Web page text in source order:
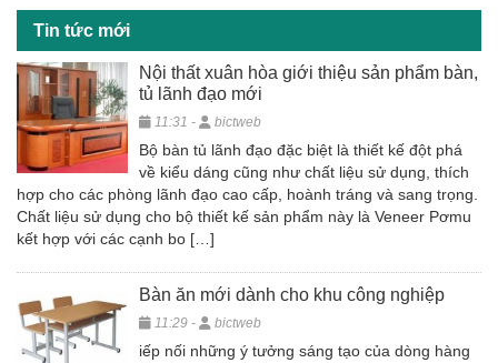
o
k
Tin tức mới
Nội thất xuân hòa giới thiệu sản phẩm bàn,
tủ lãnh đạo mới
11:31 - bictweb
Bộ bàn tủ lãnh đạo đặc biệt là thiết kế đột phá
về kiểu dáng cũng như chất liệu sử dụng, thích
hợp cho các phòng lãnh đạo cao cấp, hoành tráng và sang trọng.
Chất liệu sử dụng cho bộ thiết kế sản phẩm này là Veneer Pơmu
kết hợp với các cạnh bo […]
Bàn ăn mới dành cho khu công nghiệp
11:29 - bictweb
iếp nối những ý tưởng sáng tạo của dòng hàng